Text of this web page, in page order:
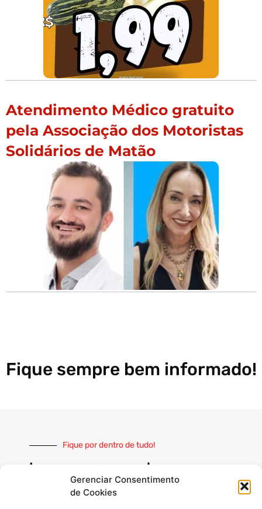
Gerenciar Consentimento
de Cookies
Atendimento Médico gratuito
pela Associação dos Motoristas
Solidários de Matão
Fique sempre bem informado!
Fique por dentro de tudo!
Inscreva-se e receba nossas
notícias sempre atualizadas